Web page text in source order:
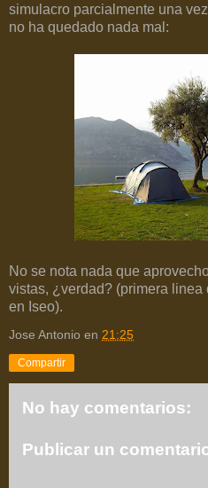
simulacro parcialmente una
no ha quedado nada mal:
No se nota nada que
vistas, ¿verdad? (primera
en Iseo).
Jose Antonio en 21:25
Compartir
No hay comentarios:
Publicar un